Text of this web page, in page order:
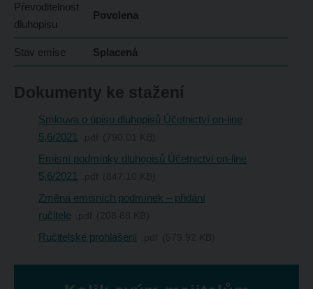
Převoditelnost
dluhopisu
Povolena
Stav emise Splacená
Dokumenty ke stažení
Smlouva o úpisu dluhopisů Účetnictví on-line
5,6/2021
Emisní podmínky dluhopisů Účetnictví on-line
5,6/2021
Změna emisních podmínek – přidání
ručitele
Ručitelské prohlášení